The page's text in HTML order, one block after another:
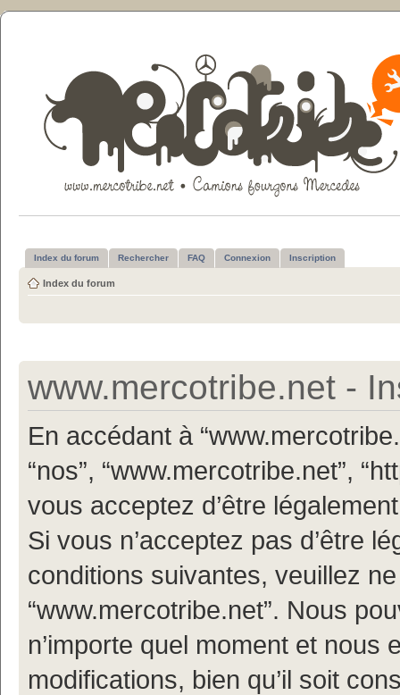
Index du forum Rechercher FAQ Connexion Inscription
Index du forum
www.mercotribe.net -
En accédant à
“nos”, “www.mercotribe.net”,
vous acceptez d’être
Si vous n’acceptez pas d’être
conditions suivantes, veuillez
“www.mercotribe.net”. Nous
n’importe quel moment et
modifications, bien qu’il soit